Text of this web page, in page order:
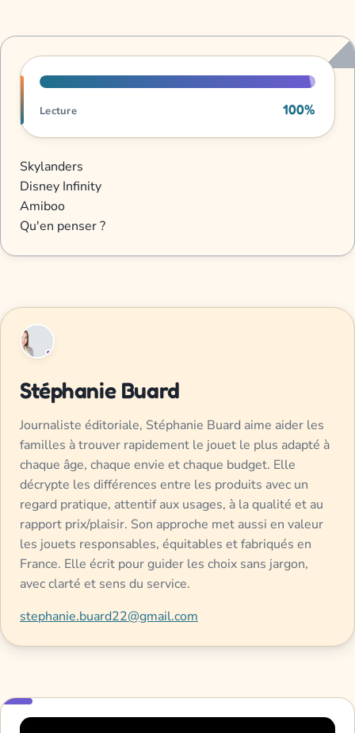
Progression de lecture
Lecture 100%
Skylanders
Disney Infinity
Amiboo
Qu'en penser ?
Stéphanie Buard
Journaliste éditoriale, Stéphanie Buard aime aider les
familles à trouver rapidement le jouet le plus adapté à
chaque âge, chaque envie et chaque budget. Elle
décrypte les différences entre les produits avec un
regard pratique, attentif aux usages, à la qualité et au
rapport prix/plaisir. Son approche met aussi en valeur
les jouets responsables, équitables et fabriqués en
France. Elle écrit pour guider les choix sans jargon,
avec clarté et sens du service.
stephanie.buard22@gmail.com